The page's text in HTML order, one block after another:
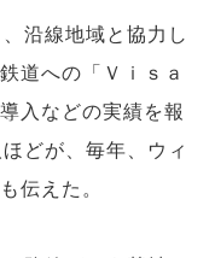
沿線地域と協力し
道への「Ｖｉｓａ
入などの実績を報
どが、毎年、ウィ
伝えた。